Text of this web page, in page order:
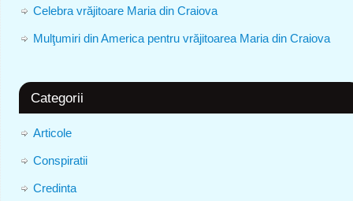
Celebra vrăjitoare Maria din Craiova
Mulţumiri din America pentru vrăjitoarea Maria din Craiova
Categorii
Articole
Conspiratii
Credinta